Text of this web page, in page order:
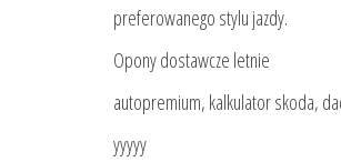
preferowanego stylu jazdy.
Opony dostawcze letnie
autopremium, kalkulator skoda,
yyyyy